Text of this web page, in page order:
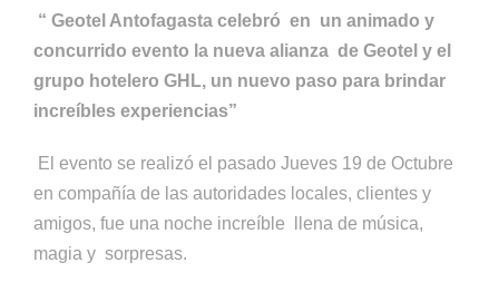
“ Geotel Antofagasta celebró en un animado y
concurrido evento la nueva alianza de Geotel y el
grupo hotelero GHL, un nuevo paso para brindar
increíbles experiencias”
El evento se realizó el pasado Jueves 19 de Octubre
en compañía de las autoridades locales, clientes y
amigos, fue una noche increíble llena de música,
magia y sorpresas.